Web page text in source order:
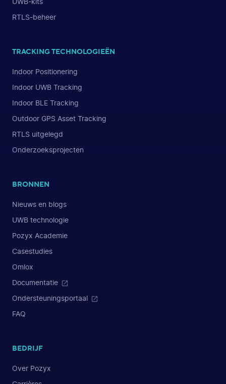
UWB-kits
RTLS-beheer
TRACKING TECHNOLOGIEËN
Indoor Positionering
Indoor UWB Tracking
Indoor BLE Tracking
Outdoor GPS Asset Tracking
RTLS uitgelegd
Onderzoeksprojecten
BRONNEN
Nieuws en blogs
UWB technologie
Pozyx Academie
Casestudies
Omlox
Documentatie
Ondersteuningsportaal
FAQ
BEDRIJF
Over Pozyx